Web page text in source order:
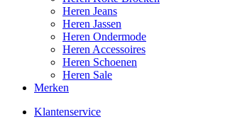
Heren Jeans
Heren Jassen
Heren Ondermode
Heren Accessoires
Heren Schoenen
Heren Sale
Merken
Klantenservice